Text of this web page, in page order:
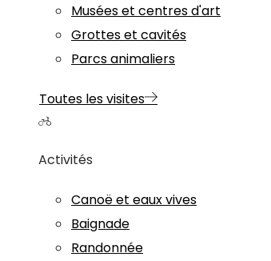
Musées et centres d'art
Grottes et cavités
Parcs animaliers
Toutes les visites
Activités
Canoë et eaux vives
Baignade
Randonnée